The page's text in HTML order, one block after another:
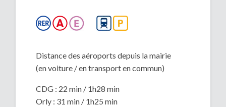
Distance des aéroports depuis la mairie
(en voiture / en transport en commun)
CDG : 22 min / 1h28 min
Orly : 31 min / 1h25 min